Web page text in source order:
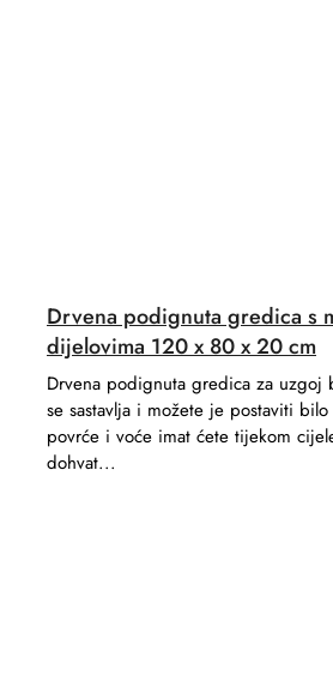
Drvena podignuta gredica s
dijelovima 120 x 80 x 20 cm
Drvena podignuta gredica za uzgoj
se sastavlja i možete je postaviti
povrće i voće imat ćete tijekom
dohvat...